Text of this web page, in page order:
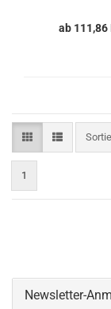
ab 111,86
1
Newsletter-